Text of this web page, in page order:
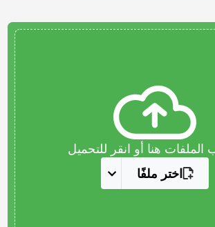
هنا أو انقر للتحميل
اختر ملفًا